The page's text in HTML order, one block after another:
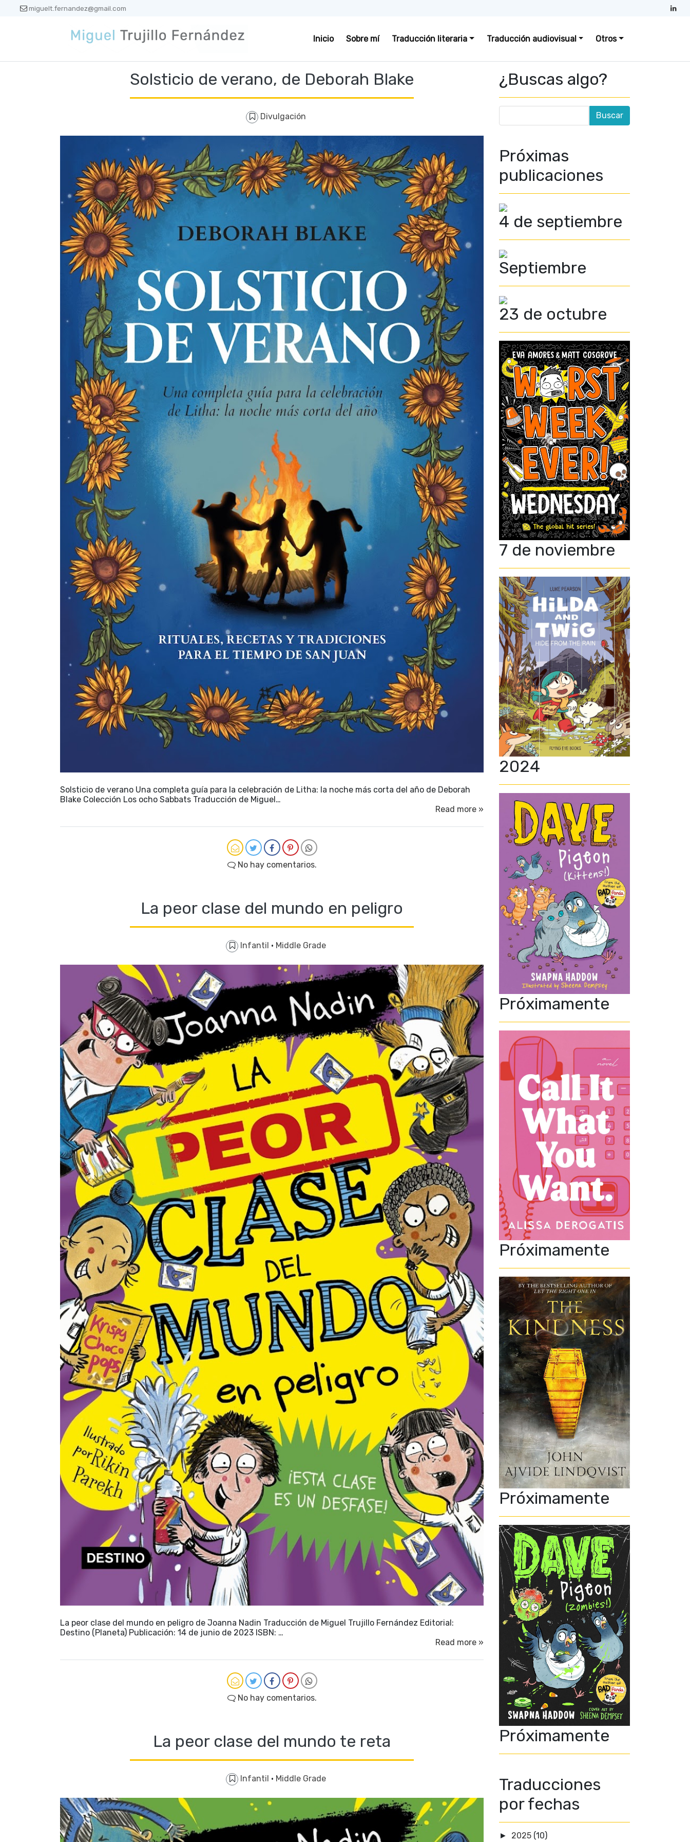
miguelt.fernandez@gmail.com
Inicio Sobre mí Traducción literaria Traducción audiovisual Otros
Solsticio de verano, de Deborah Blake
Divulgación
Solsticio de verano Una completa guía para la celebración de Litha: la noche más corta del año de Deborah
Blake Colección Los ocho Sabbats Traducción de Miguel…
Read more »
No hay comentarios.
La peor clase del mundo en peligro
Infantil · Middle Grade
La peor clase del mundo en peligro de Joanna Nadin Traducción de Miguel Trujillo Fernández Editorial:
Destino (Planeta) Publicación: 14 de junio de 2023 ISBN: …
Read more »
No hay comentarios.
La peor clase del mundo te reta
Infantil · Middle Grade
¿Buscas algo?
Próximas
publicaciones
4 de septiembre
Septiembre
23 de octubre
7 de noviembre
2024
Próximamente
Próximamente
Próximamente
Próximamente
Traducciones
por fechas
► 2025 (10)